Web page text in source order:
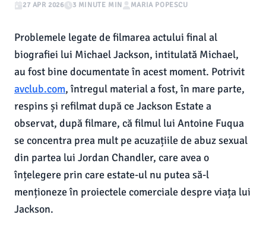
27 APR 2026 3 MINUTE MIN MARIA POPESCU
Problemele legate de filmarea actului final al
biografiei lui Michael Jackson, intitulată Michael,
au fost bine documentate în acest moment. Potrivit
avclub.com, întregul material a fost, în mare parte,
respins și refilmat după ce Jackson Estate a
observat, după filmare, că filmul lui Antoine Fuqua
se concentra prea mult pe acuzațiile de abuz sexual
din partea lui Jordan Chandler, care avea o
înțelegere prin care estate-ul nu putea să-l
menționeze în proiectele comerciale despre viața lui
Jackson.